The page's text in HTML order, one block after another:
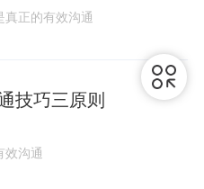
真正的有效沟通
技巧三原则
效沟通